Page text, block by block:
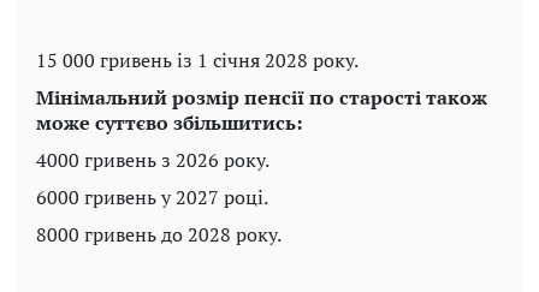
15 000 гривень із 1 січня 2028 року.
Мінімальний розмір пенсії по старості також
може суттєво збільшитись:
4000 гривень з 2026 року.
6000 гривень у 2027 році.
8000 гривень до 2028 року.